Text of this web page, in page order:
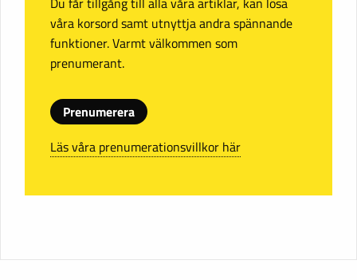
våra korsord samt utnyttja andra spännande
funktioner. Varmt välkommen som
prenumerant.
Prenumerera
Läs våra prenumerationsvillkor här